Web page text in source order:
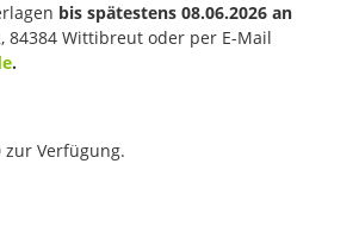
bis spätestens 08.06.2026 an
84384 Wittibreut oder per E-Mail
.
zur Verfügung.